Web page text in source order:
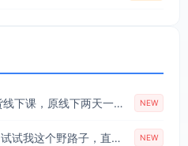
TikTok×AIGC美区短视频带货线下课，原线下两天一夜实战课程，原价1.5W，完整收录12小时高清授课视频 NEW
Ai时代还在为各大文库付费？试试我这个野路子，直接白嫖各大文库！ NEW